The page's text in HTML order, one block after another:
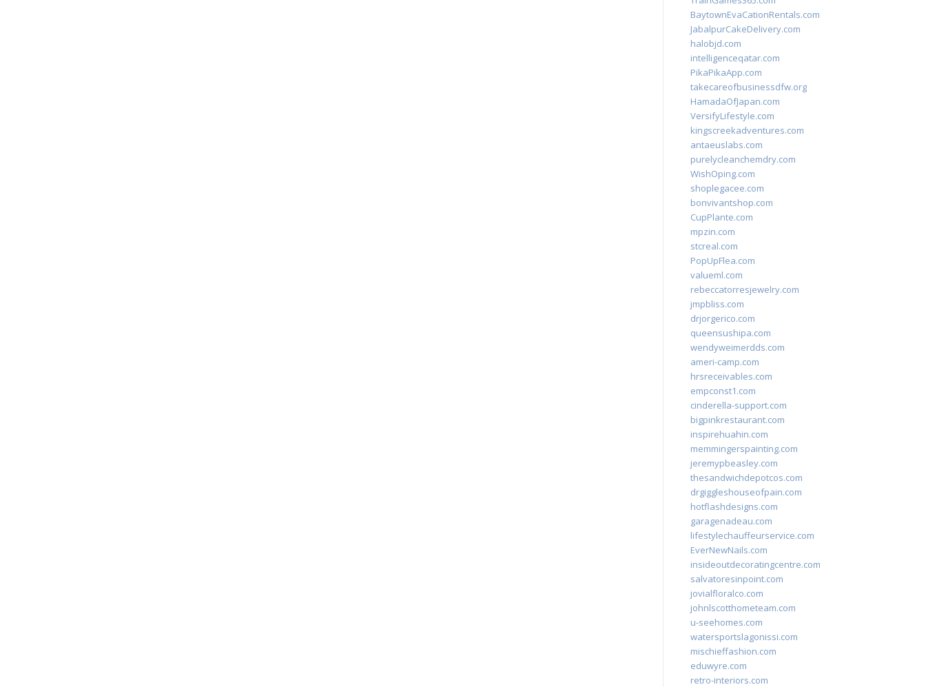
BaytownEvaCationRentals.com
JabalpurCakeDelivery.com
halobjd.com
intelligenceqatar.com
PikaPikaApp.com
takecareofbusinessdfw.org
HamadaOfJapan.com
VersifyLifestyle.com
kingscreekadventures.com
antaeuslabs.com
purelycleanchemdry.com
WishOping.com
shoplegacee.com
bonvivantshop.com
CupPlante.com
mpzin.com
stcreal.com
PopUpFlea.com
valueml.com
rebeccatorresjewelry.com
jmpbliss.com
drjorgerico.com
queensushipa.com
wendyweimerdds.com
ameri-camp.com
hrsreceivables.com
empconst1.com
cinderella-support.com
bigpinkrestaurant.com
inspirehuahin.com
memmingerspainting.com
jeremypbeasley.com
thesandwichdepotcos.com
drgiggleshouseofpain.com
hotflashdesigns.com
garagenadeau.com
lifestylechauffeurservice.com
EverNewNails.com
insideoutdecoratingcentre.com
salvatoresinpoint.com
jovialfloralco.com
johnlscotthometeam.com
u-seehomes.com
watersportslagonissi.com
mischieffashion.com
eduwyre.com
retro-interiors.com